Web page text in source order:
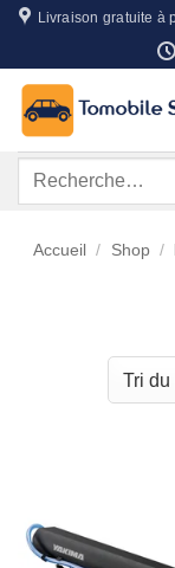
Passer
contenu
Livraison gratuite à
Recherche
Accueil / Shop /